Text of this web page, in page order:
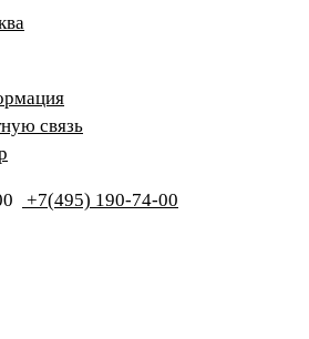
связь
+7(495) 190-74-00